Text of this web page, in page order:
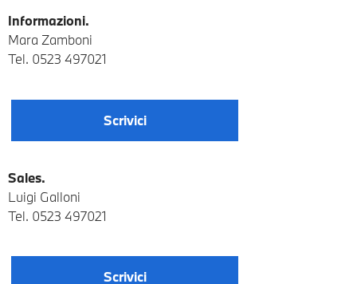
Informazioni.
Mara Zamboni
Tel. 0523 497021
Scrivici
Sales.
Luigi Galloni
Tel. 0523 497021
Scrivici